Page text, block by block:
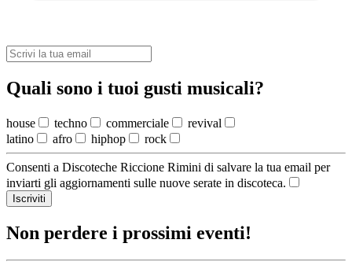
Quali sono i tuoi gusti musicali?
house techno commerciale
revival
latino
afro hiphop rock
Consenti a Discoteche Riccione Rimini di salvare la tua email per
inviarti gli aggiornamenti sulle nuove serate in discoteca.
Iscriviti
Non perdere i prossimi eventi!